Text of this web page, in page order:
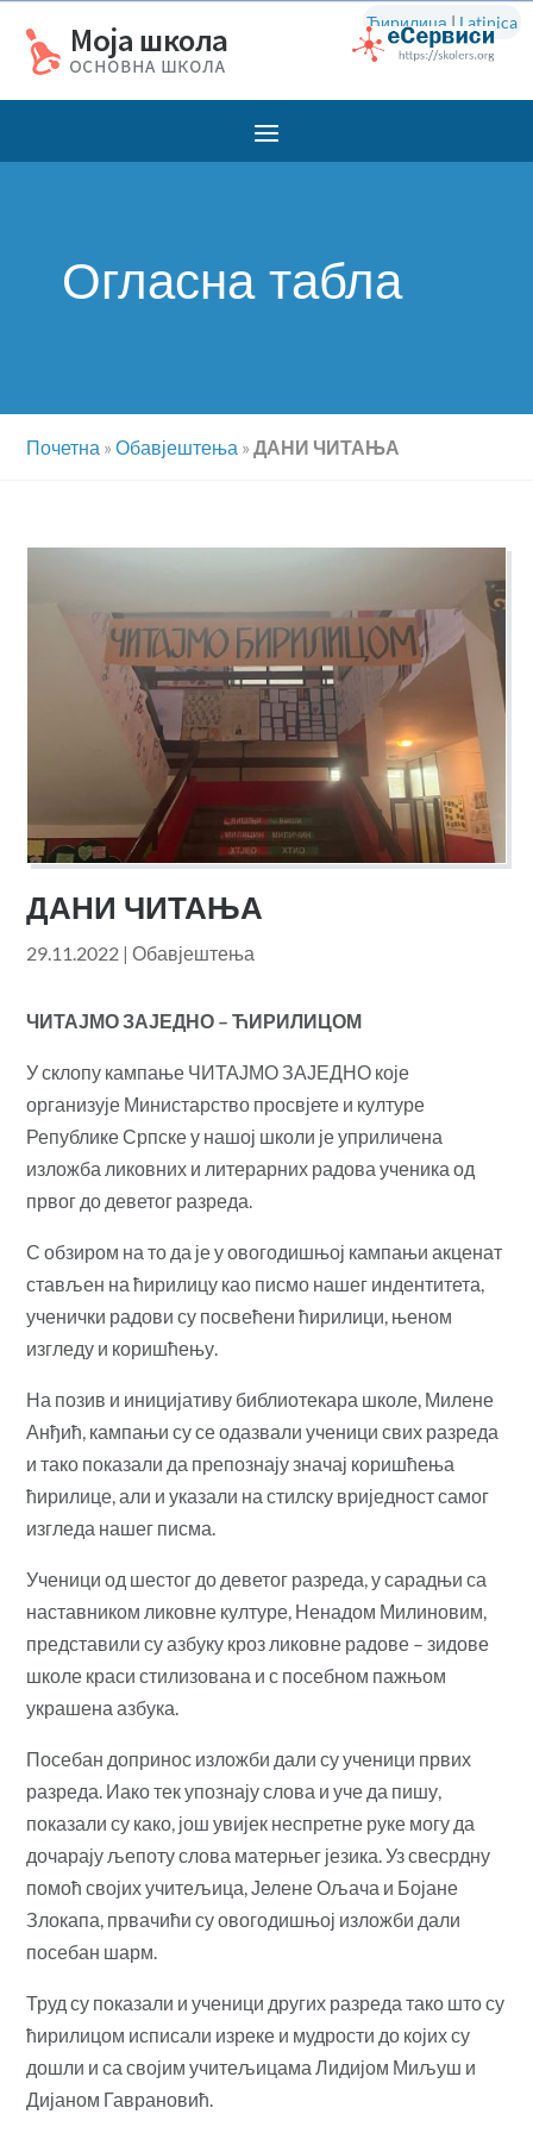
Ћирилица | Latinica
Огласна табла
Почетна »Обавјештења »ДАНИ ЧИТАЊА
ДАНИ ЧИТАЊА
29.11.2022 |Обавјештења
ЧИТАЈМО ЗАЈЕДНО – ЋИРИЛИЦОМ
У склопу кампање ЧИТАЈМО ЗАЈЕДНО које
организује Министарство просвјете и културе
Републике Српске у нашој школи је уприличена
изложба ликовних и литерарних радова ученика од
првог до деветог разреда.
С обзиром на то да је у овогодишњој кампањи акценат
стављен на ћирилицу као писмо нашег индентитета,
ученички радови су посвећени ћирилици, њеном
изгледу и коришћењу.
На позив и иницијативу библиотекара школе, Милене
Анђић, кампањи су се одазвали ученици свих разреда
и тако показали да препознају значај коришћења
ћирилице, али и указали на стилску вриједност самог
изгледа нашег писма.
Ученици од шестог до деветог разреда, у сарадњи са
наставником ликовне културе, Ненадом Милиновим,
представили су азбуку кроз ликовне радове – зидове
школе краси стилизована и с посебном пажњом
украшена азбука.
Посебан допринос изложби дали су ученици првих
разреда. Иако тек упознају слова и уче да пишу,
показали су како, још увијек неспретне руке могу да
дочарају љепоту слова матерњег језика. Уз свесрдну
помоћ својих учитељица, Јелене Ољача и Бојане
Злокапа, првачићи су овогодишњој изложби дали
посебан шарм.
Труд су показали и ученици других разреда тако што су
ћирилицом исписали изреке и мудрости до којих су
дошли и са својим учитељицама Лидијом Миљуш и
Дијаном Гаврановић.